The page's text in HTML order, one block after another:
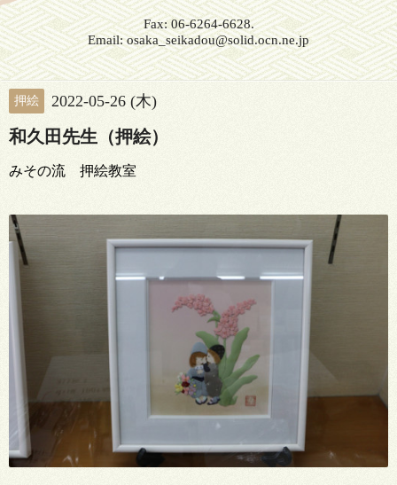
Fax: 06-6264-6628.
Email: osaka_seikadou@solid.ocn.ne.jp
押絵 2022-05-26 (木)
和久田先生（押絵）
みその流 押絵教室